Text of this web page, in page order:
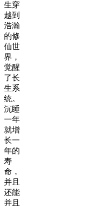
生穿
越到
浩瀚
的修
仙世
界，
觉醒
了长
生系
统。
沉睡
一年
就增
长一
年的
寿
命，
并且
还能
并且